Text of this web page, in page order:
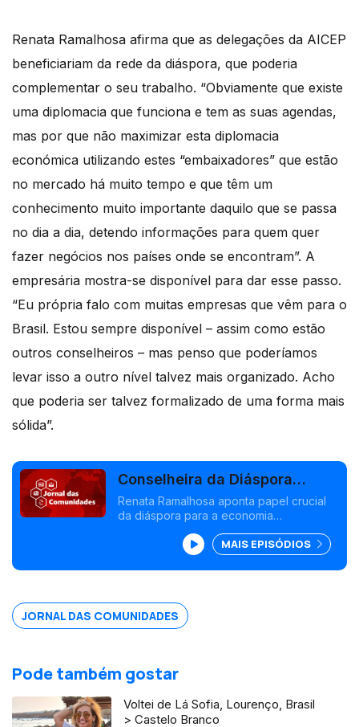
Renata Ramalhosa afirma que as delegações da AICEP
beneficiariam da rede da diáspora, que poderia
complementar o seu trabalho. “Obviamente que existe
uma diplomacia que funciona e tem as suas agendas,
mas por que não maximizar esta diplomacia
económica utilizando estes “embaixadores” que estão
no mercado há muito tempo e que têm um
conhecimento muito importante daquilo que se passa
no dia a dia, detendo informações para quem quer
fazer negócios nos países onde se encontram”. A
empresária mostra-se disponível para dar esse passo.
“Eu própria falo com muitas empresas que vêm para o
Brasil. Estou sempre disponível – assim como estão
outros conselheiros – mas penso que poderíamos
levar isso a outro nível talvez mais organizado. Acho
que poderia ser talvez formalizado de uma forma mais
sólida”.
Conselheira da Diáspora
destaca importância dos
emigrantes
Renata Ramalhosa aponta papel crucial
da diáspora para a economia
comunidades na Austrália pede mais
permanências consulares. Edição Susana
Barros
MAIS EPISÓDIOS
JORNAL DAS COMUNIDADES
Pode também gostar
Voltei de Lá Sofia, Lourenço, Brasil
> Castelo Branco